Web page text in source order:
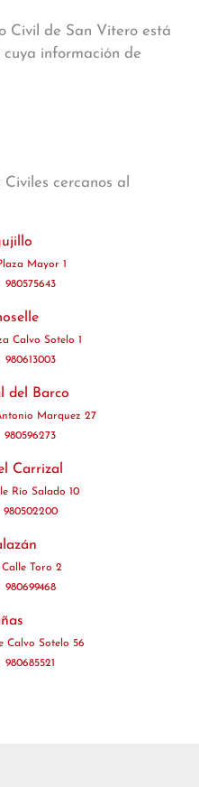
Civil de San Vitero está
información de
cercanos al
Mayor 1
980575643
Calvo Sotelo 1
980613003
del Barco
Marquez 27
980596273
Carrizal
Río Salado 10
980502200
Calle Toro 2
980699468
Calvo Sotelo 56
980685521